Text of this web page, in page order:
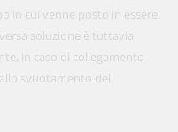
in cui venne posto in essere,
soluzione è tuttavia
in caso di collegamento
svuotamento del